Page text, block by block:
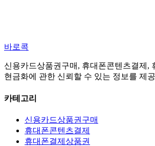
바로콕
신용카드상품권구매, 휴대폰콘텐츠결제,
현금화에 관한 신뢰할 수 있는 정보를 제
카테고리
신용카드상품권구매
휴대폰콘텐츠결제
휴대폰결제상품권